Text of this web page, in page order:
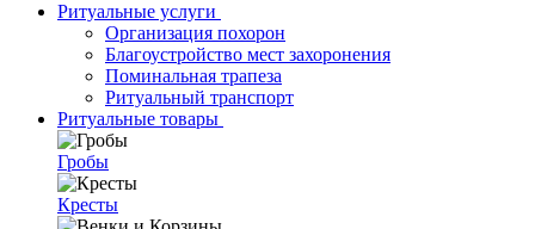
Ритуальные услуги
Организация похорон
Благоустройство мест захоронения
Поминальная трапеза
Ритуальный транспорт
Ритуальные товары
Гробы
Кресты